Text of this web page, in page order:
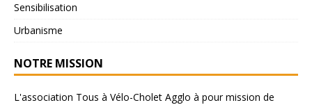
Sensibilisation
Urbanisme
NOTRE MISSION
L'association Tous à Vélo-Cholet Agglo à pour mission de